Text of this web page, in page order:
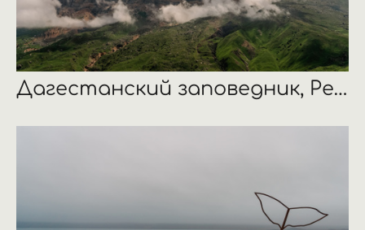
Дагестанский заповедник, Республика Дагестан